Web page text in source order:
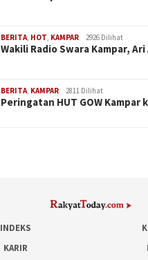
BERITA HOT KAMPAR 2926 Dilihat
Wakili Radio Swara Kampar,
BERITA KAMPAR 2811 Dilihat
Peringatan HUT GOW Kampar
INDEKS
KARIR